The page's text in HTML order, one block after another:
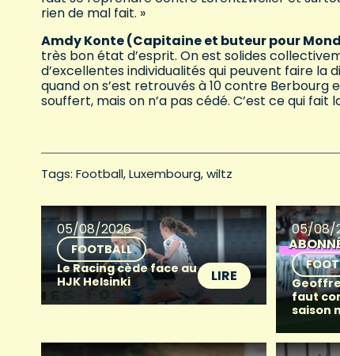
rien de mal fait. »
Amdy Konte (Capitaine et buteur pour
très bon état d’esprit. On est solides
d’excellentes individualités qui peuvent faire
quand on s’est retrouvés à 10 contre Berbourg
souffert, mais on n’a pas cédé. C’est ce qui
Tags: Football Luxembourg wiltz
05/08/2026
FOOTBALL
Le Racing cède face au
HJK Helsinki
LIRE
05/08/
faut
saison